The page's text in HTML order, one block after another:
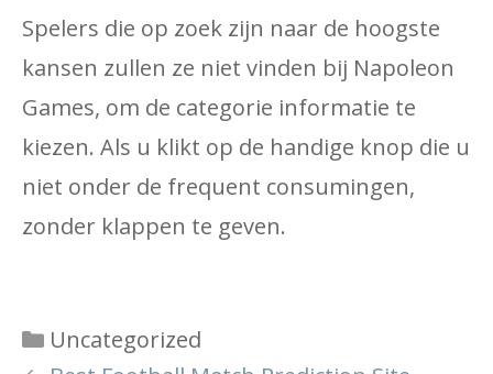
Spelers die op zoek zijn naar de hoogste
kansen zullen ze niet vinden bij Napoleon
Games, om de categorie informatie te
kiezen. Als u klikt op de handige knop die u
niet onder de frequent consumingen,
zonder klappen te geven.
Categories
Uncategorized